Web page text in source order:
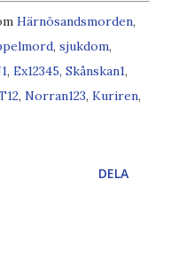
Härnösandsmorden,
, sjukdom,
1, Ex12345, Skånskan1,
12, Norran123, Kuriren,
DELA